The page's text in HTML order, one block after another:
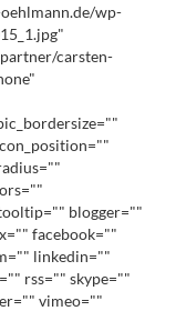
wp-
carsten-
blogger=""
facebook=""
linkedin=""
rss="" skype=""
vimeo=""